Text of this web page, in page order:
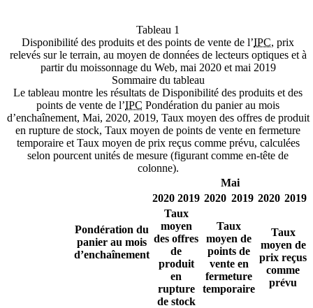
Tableau 1
Disponibilité des produits et des points de vente de l’IPC, prix
relevés sur le terrain, au moyen de données de lecteurs optiques et à
partir du moissonnage du Web, mai 2020 et mai 2019
Sommaire du tableau
Le tableau montre les résultats de Disponibilité des produits et des
points de vente de l’IPC Pondération du panier au mois
d’enchaînement, Mai, 2020, 2019, Taux moyen des offres de produit
en rupture de stock, Taux moyen de points de vente en fermeture
temporaire et Taux moyen de prix reçus comme prévu, calculées
selon pourcent unités de mesure (figurant comme en-tête de
colonne).
Pondération du
panier au mois
d’enchaînement
Mai
2020 2019 2020 2019 2020 2019
Taux
moyen
des offres
de
produit
en
rupture
de stock
Taux
moyen de
points de
vente en
fermeture
temporaire
Taux
moyen de
prix reçus
comme
prévu